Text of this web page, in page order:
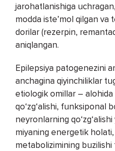
jarohatlanishiga
modda iste’mol qilgan va
dorilar (rezerpin,
aniqlangan.
Epilepsiya patogenezini
anchagina qiyinchiliklar
etiologik omillar –
qo‘zg‘alishi, funksiponal
neyronlarning
miyaning energetik
metabolizimining